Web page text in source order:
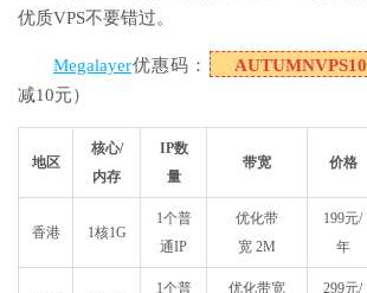
优质VPS不要错过。
Megalayer优惠码： AUTUMNVPS10
减10元）
地区
核心/
内存
IP数
量
带宽 价格
香港 1核1G
1个普
通IP
优化带
宽 2M
199元/
年
1个普
优化带宽
299元/